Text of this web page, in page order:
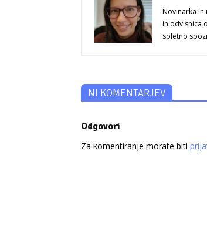
Novinarka in
in odvisnica
spletno
NI KOMENTARJEV
Odgovori
Za komentiranje morate biti